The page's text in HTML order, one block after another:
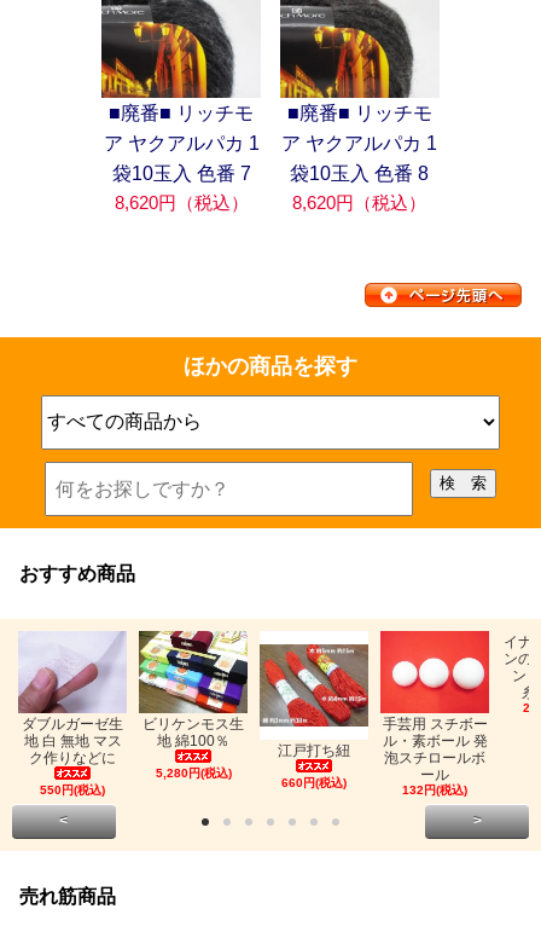
■廃番■ リッチモ
ア ヤクアルパカ 1
袋10玉入 色番 7
8,620円（税込）
■廃番■ リッチモ
ア ヤクアルパカ 1
袋10玉入 色番 8
8,620円（税込）
ほかの商品を探す
おすすめ商品
ダブルガーゼ生
地 白 無地 マス
ク作りなどに
550円(税込)
ビリケンモス生
地 綿100％
5,280円(税込)
江戸打ち紐
660円(税込)
手芸用 スチボー
ル・素ボール 発
泡スチロールボ
ール
132円(税込)
イナ
ンの
ン
糸
< >
売れ筋商品